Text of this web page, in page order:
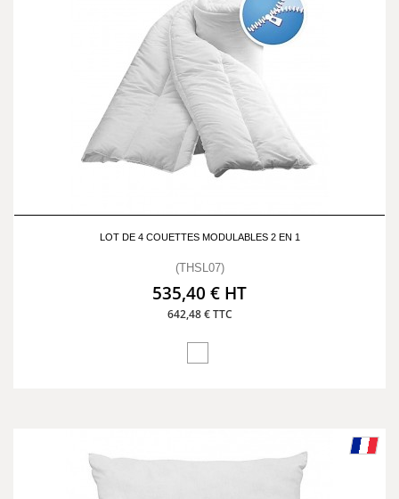
LOT DE 4 COUETTES MODULABLES 2 EN 1
(THSL07)
535,40 € HT
642,48 € TTC